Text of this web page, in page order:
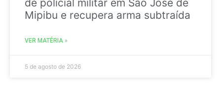
de policial militar em São José de
Mipibu e recupera arma subtraída
VER MATÉRIA »
5 de agosto de 2026